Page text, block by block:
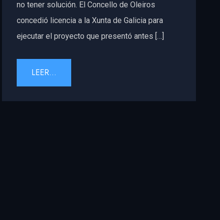
no tener solución. El Concello de Oleiros
concedió licencia a la Xunta de Galicia para
ejecutar el proyecto que presentó antes […]
LEER...